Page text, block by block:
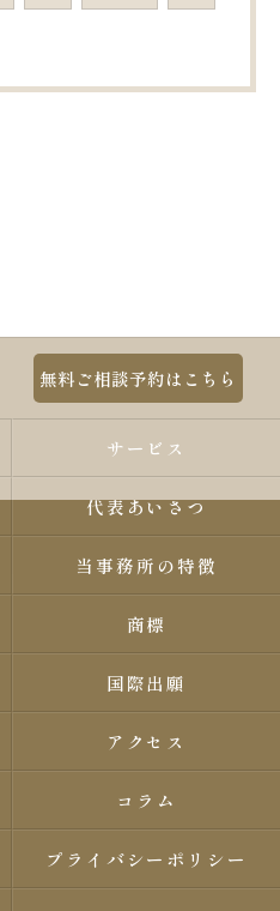
無料ご相談予約はこちら
サービス
代表あいさつ
当事務所の特徴
商標
国際出願
アクセス
コラム
プライバシーポリシー